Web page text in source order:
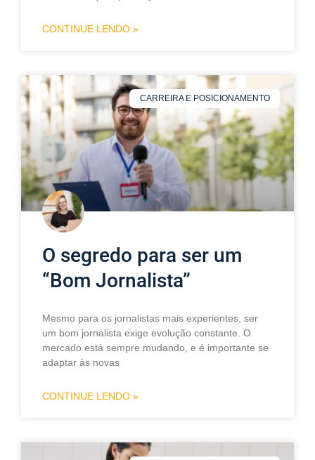
CONTINUE LENDO »
CARREIRA E POSICIONAMENTO
O segredo para ser um
“Bom Jornalista”
Mesmo para os jornalistas mais experientes, ser
um bom jornalista exige evolução constante. O
mercado está sempre mudando, e é importante se
adaptar às novas
CONTINUE LENDO »